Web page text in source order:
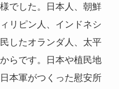
でした。日本人、朝鮮
リピン人、インドネシ
したオランダ人、太平
らです。日本や植民地
本軍がつくった慰安所